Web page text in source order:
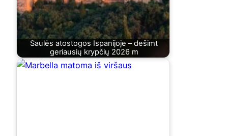
Saulės atostogos Ispanijoje – dešimt
geriausių krypčių 2026 m